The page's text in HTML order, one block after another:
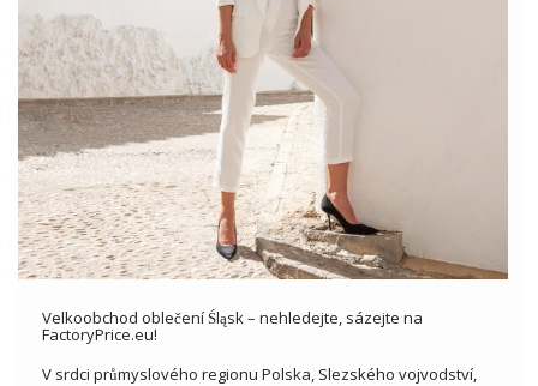
Velkoobchod oblečení Śląsk – nehledejte, sázejte na
FactoryPrice.eu!
V srdci průmyslového regionu Polska, Slezského vojvodství,